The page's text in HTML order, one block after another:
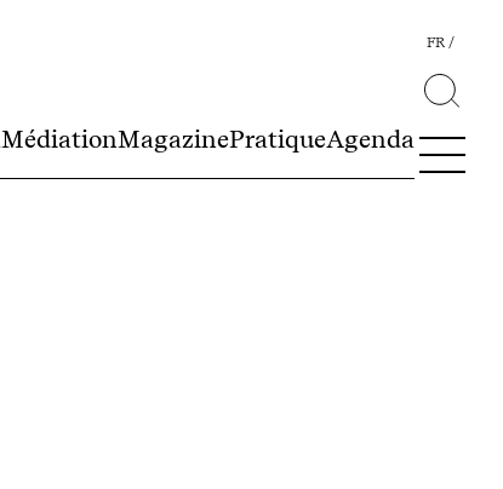
MédiationMagazinePratiqueAgenda
FR